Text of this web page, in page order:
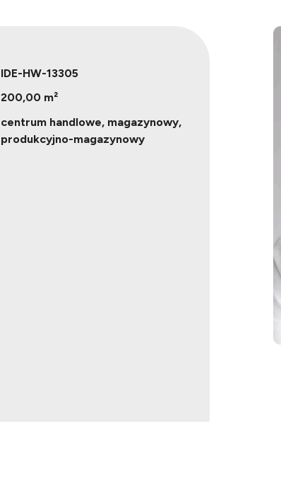
IDE-HW-13305
200,00 m²
centrum handlowe, magazynowy,
produkcyjno-magazynowy